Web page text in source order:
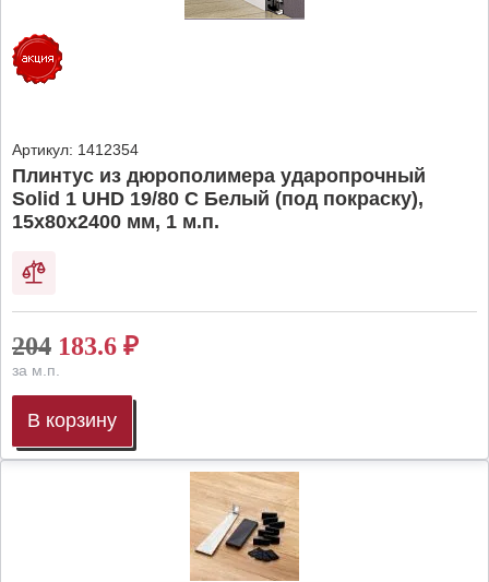
Артикул: 1412354
Плинтус из дюрополимера ударопрочный
Solid 1 UHD 19/80 C Белый (под покраску),
15х80х2400 мм, 1 м.п.
204 183.6 ₽
за м.п.
В корзину